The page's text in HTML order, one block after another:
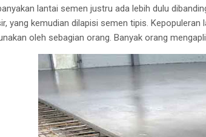
lantai semen justru ada lebih dulu
yang kemudian dilapisi semen tipis.
oleh sebagian orang. Banyak orang